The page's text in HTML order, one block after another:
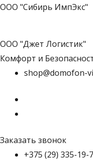
ООО "Сибирь ИмпЭкс"
ООО "Джет Логистик"
Комфорт и
shop@domofon-
Заказать звонок
+375 (29) 335-19-